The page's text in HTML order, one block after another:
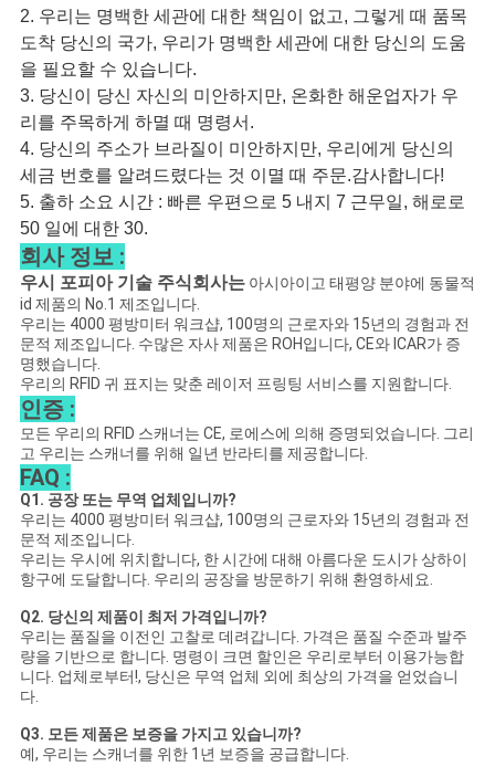
2. 우리는 명백한 세관에 대한 책임이 없고, 그렇게 때 품목
도착 당신의 국가, 우리가 명백한 세관에 대한 당신의 도움
을 필요할 수 있습니다.
3. 당신이 당신 자신의 미안하지만, 온화한 해운업자가 우
리를 주목하게 하멸 때 명령서.
4. 당신의 주소가 브라질이 미안하지만, 우리에게 당신의
세금 번호를 알려드렸다는 것 이멸 때 주문.감사합니다!
5. 출하 소요 시간 : 빠른 우편으로 5 내지 7 근무일, 해로로
50 일에 대한 30.
회사 정보 :
우시 포피아 기술 주식회사는아시아이고 태평양 분야에 동물적
id 제품의 No.1 제조입니다.
우리는 4000 평방미터 워크샵, 100명의 근로자와 15년의 경험과 전
문적 제조입니다. 수많은 자사 제품은 ROH입니다, CE와 ICAR가 증
명했습니다.
우리의 RFID 귀 표지는 맞춘 레이저 프링팅 서비스를 지원합니다.
인증 :
모든 우리의 RFID 스캐너는 CE, 로에스에 의해 증명되었습니다. 그리
고 우리는 스캐너를 위해 일년 반라티를 제공합니다.
FAQ :
Q1. 공장 또는 무역 업체입니까?
우리는 4000 평방미터 워크샵, 100명의 근로자와 15년의 경험과 전
문적 제조입니다.
우리는 우시에 위치합니다, 한 시간에 대해 아름다운 도시가 상하이
항구에 도달합니다. 우리의 공장을 방문하기 위해 환영하세요.
Q2. 당신의 제품이 최저 가격입니까?
우리는 품질을 이전인 고찰로 데려갑니다. 가격은 품질 수준과 발주
량을 기반으로 합니다. 명령이 크면 할인은 우리로부터 이용가능합
니다. 업체로부터!, 당신은 무역 업체 외에 최상의 가격을 얻었습니
다.
Q3. 모든 제품은 보증을 가지고 있습니까?
예, 우리는 스캐너를 위한 1년 보증을 공급합니다.